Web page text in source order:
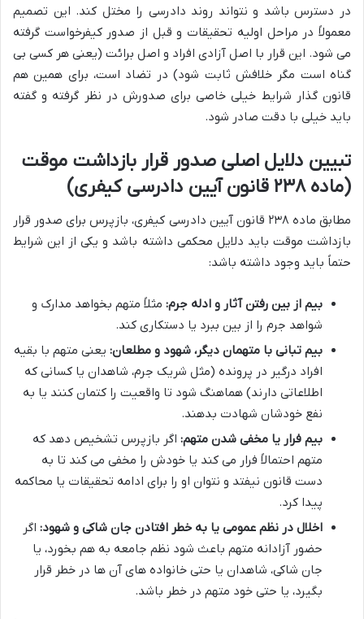
در دسترس باشد و نتواند روند دادرسی را مختل کند. این تصمیم
معمولاً در مراحل اولیه تحقیقات و قبل از صدور کیفرخواست گرفته
می شود. این قرار با اصل آزادی افراد و اصل برائت (یعنی هر کسی بی
گناه است مگر خلافش ثابت شود) در تضاد است، برای همین هم
قانون گذار شرایط خیلی خاصی برای صدورش در نظر گرفته و گفته
باید خیلی با دقت صادر شود.
تبیین دلایل اصلی صدور قرار بازداشت موقت
(ماده ۲۳۸ قانون آیین دادرسی کیفری)
مطابق ماده ۲۳۸ قانون آیین دادرسی کیفری، بازپرس برای صدور قرار
بازداشت موقت باید دلایل محکمی داشته باشد و یکی از این شرایط
حتماً باید وجود داشته باشد:
بیم از بین رفتن آثار و ادله جرم: مثلاً متهم بخواهد مدارک و
شواهد جرم را از بین ببرد یا دستکاری کند.
بیم تبانی با متهمان دیگر، شهود و مطلعان: یعنی متهم با بقیه
افراد درگیر در پرونده (مثل شریک جرم، شاهدان یا کسانی که
اطلاعاتی دارند) هماهنگ شود تا واقعیت را کتمان کنند یا به
نفع خودشان شهادت بدهند.
بیم فرار یا مخفی شدن متهم: اگر بازپرس تشخیص دهد که
متهم احتمالاً فرار می کند یا خودش را مخفی می کند تا به
دست قانون نیفتد و نتوان او را برای ادامه تحقیقات یا محاکمه
پیدا کرد.
اخلال در نظم عمومی یا به خطر افتادن جان شاکی و شهود: اگر
حضور آزادانه متهم باعث شود نظم جامعه به هم بخورد، یا
جان شاکی، شاهدان یا حتی خانواده های آن ها در خطر قرار
بگیرد، یا حتی خود متهم در خطر باشد.